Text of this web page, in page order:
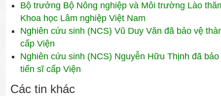
Bộ trưởng Bộ Nông nghiệp và Môi trường Lào
Khoa học Lâm nghiệp Việt Nam
Nghiên cứu sinh (NCS) Vũ Duy Văn đã bảo vệ
cấp Viện
Nghiên cứu sinh (NCS) Nguyễn Hữu Thịnh đã
tiến sĩ cấp Viện
Các tin khác